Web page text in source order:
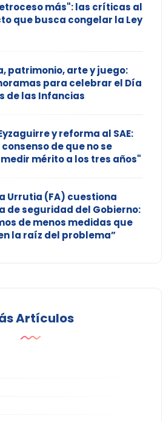
más": las críticas al
que busca congelar la Ley
patrimonio, arte y juego:
para celebrar el Día
de las Infancias
y reforma al SAE:
consenso de que no se
mérito a los tres años"
Urrutia (FA) cuestiona
de seguridad del Gobierno:
de menos medidas que
la raíz del problema”
Artículos